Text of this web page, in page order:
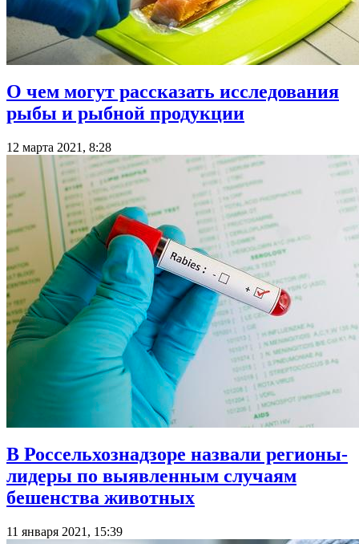
О чем могут рассказать исследования
рыбы и рыбной продукции
12 марта 2021, 8:28
В Россельхознадзоре назвали регионы-
лидеры по выявленным случаям
бешенства животных
11 января 2021, 15:39